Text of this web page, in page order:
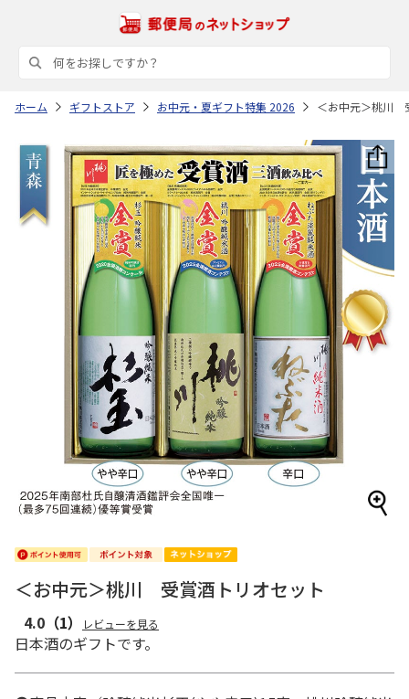
ホーム ギフトストア お中元・夏ギフト特集 2026 ＜お中元＞桃川
＜お中元＞桃川 受賞酒トリオセット
4.0 （1） レビューを見る
日本酒のギフトです。